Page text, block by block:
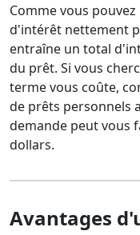
Comme vous
d'intérêt nettement
entraîne un total
du prêt. Si vous
terme vous coûte,
de prêts personnels
demande peut vous
dollars.
Avantages